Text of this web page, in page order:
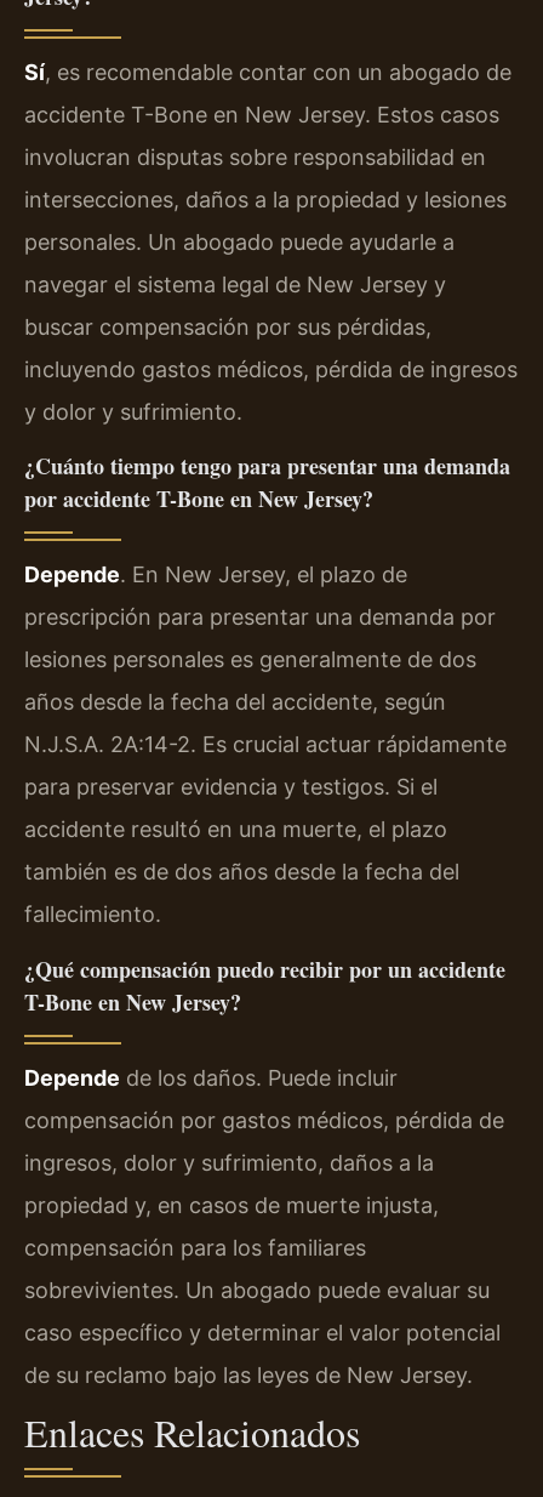
Sí, es recomendable contar con un abogado de
accidente T-Bone en New Jersey. Estos casos
involucran disputas sobre responsabilidad en
intersecciones, daños a la propiedad y lesiones
personales. Un abogado puede ayudarle a
navegar el sistema legal de New Jersey y
buscar compensación por sus pérdidas,
incluyendo gastos médicos, pérdida de ingresos
y dolor y sufrimiento.
¿Cuánto tiempo tengo para presentar una demanda
por accidente T-Bone en New Jersey?
Depende. En New Jersey, el plazo de
prescripción para presentar una demanda por
lesiones personales es generalmente de dos
años desde la fecha del accidente, según
N.J.S.A. 2A:14-2. Es crucial actuar rápidamente
para preservar evidencia y testigos. Si el
accidente resultó en una muerte, el plazo
también es de dos años desde la fecha del
fallecimiento.
¿Qué compensación puedo recibir por un accidente
T-Bone en New Jersey?
Depende de los daños. Puede incluir
compensación por gastos médicos, pérdida de
ingresos, dolor y sufrimiento, daños a la
propiedad y, en casos de muerte injusta,
compensación para los familiares
sobrevivientes. Un abogado puede evaluar su
caso específico y determinar el valor potencial
de su reclamo bajo las leyes de New Jersey.
Enlaces Relacionados